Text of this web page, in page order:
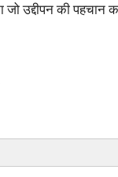
उद्दीपन की पहचान